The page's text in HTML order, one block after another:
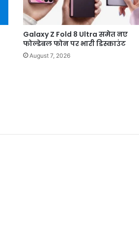
Galaxy Z Fold 8 Ultra समेत नए
फोल्डेबल फोन पर भारी डिस्काउंट
August 7, 2026